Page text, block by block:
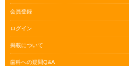
会員登録
ログイン
掲載について
歯科への疑問Q&A